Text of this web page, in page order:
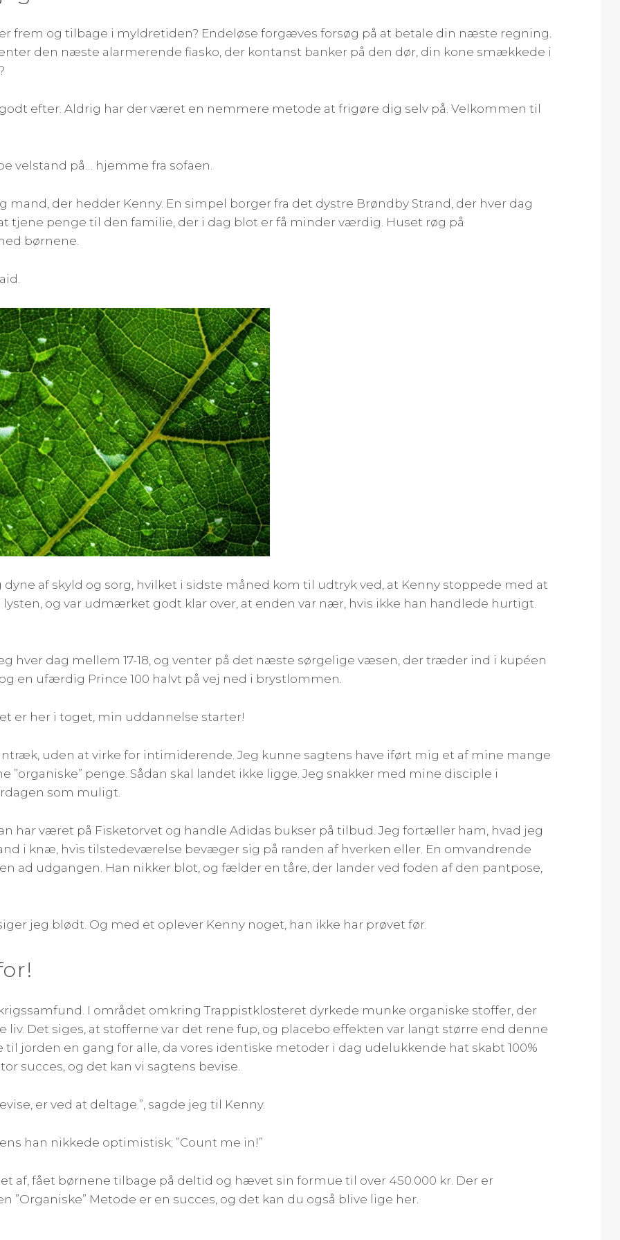
frem og tilbage i myldretiden? Endeløse forgæves forsøg på at betale din næste regning.
den næste alarmerende fiasko, der kontanst banker på den dør, din kone smækkede i
efter. Aldrig har der været en nemmere metode at frigøre dig selv på. Velkommen til
velstand på… hjemme fra sofaen.
der hedder Kenny. En simpel borger fra det dystre Brøndby Strand, der hver dag
tjene penge til den familie, der i dag blot er få minder værdig. Huset røg på
børnene.
af skyld og sorg, hvilket i sidste måned kom til udtryk ved, at Kenny stoppede med at
og var udmærket godt klar over, at enden var nær, hvis ikke han handlede hurtigt.
hver dag mellem 17-18, og venter på det næste sørgelige væsen, der træder ind i kupéen
en ufærdig Prince 100 halvt på vej ned i brystlommen.
er her i toget, min uddannelse starter!
uden at virke for intimiderende. Jeg kunne sagtens have iført mig et af mine mange
penge. Sådan skal landet ikke ligge. Jeg snakker med mine disciple i
som muligt.
har været på Fisketorvet og handle Adidas bukser på tilbud. Jeg fortæller ham, hvad jeg
i knæ, hvis tilstedeværelse bevæger sig på randen af hverken eller. En omvandrende
ad udgangen. Han nikker blot, og fælder en tåre, der lander ved foden af den pantpose,
jeg blødt. Og med et oplever Kenny noget, han ikke har prøvet før.
I området omkring Trappistklosteret dyrkede munke organiske stoffer, der
Det siges, at stofferne var det rene fup, og placebo effekten var langt større end denne
jorden en gang for alle, da vores identiske metoder i dag udelukkende hat skabt 100%
succes, og det kan vi sagtens bevise.
er ved at deltage.”, sagde jeg til Kenny.
han nikkede optimistisk; ”Count me in!”
af, fået børnene tilbage på deltid og hævet sin formue til over 450.000 kr. Der er
Metode er en succes, og det kan du også blive lige her.